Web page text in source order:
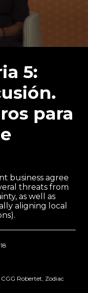
5:
para
business agree
threats from
as well as
aligning local
Robertet, Zodiac